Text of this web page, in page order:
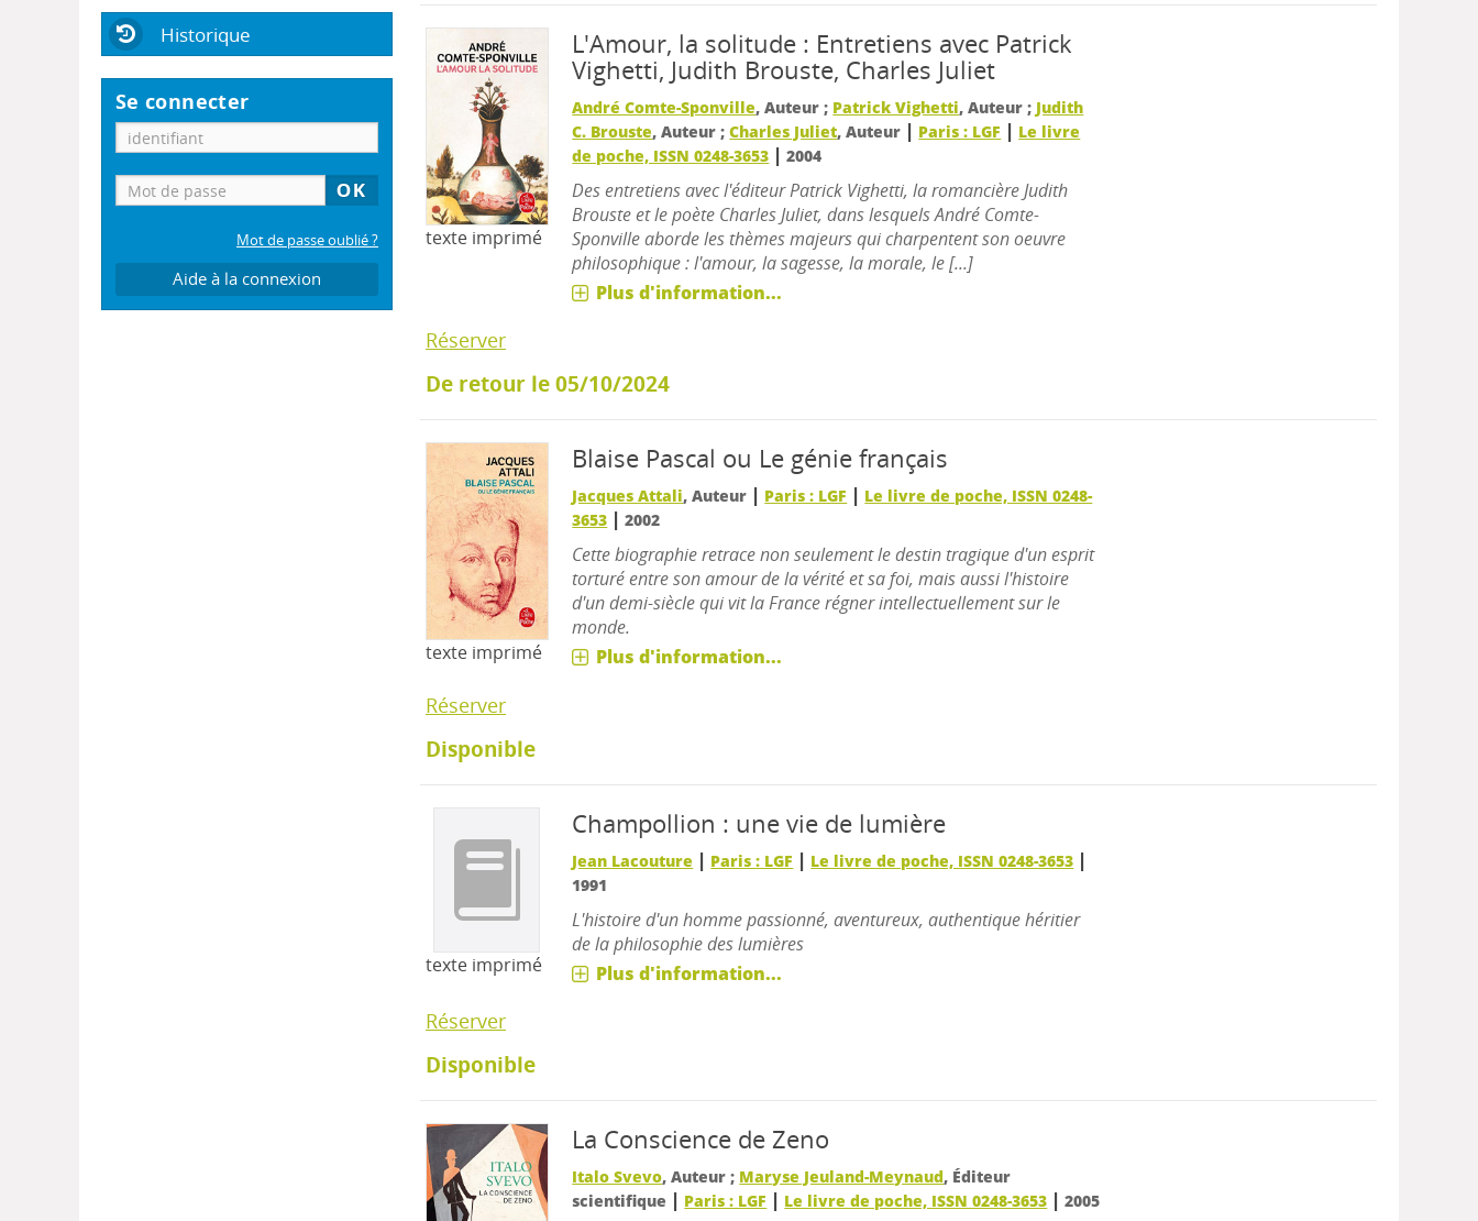
Historique
Se connecter
Mot de passe oublié ?
Aide à la connexion
texte imprimé
L'Amour, la solitude : Entretiens avec Patrick
Vighetti, Judith Brouste, Charles Juliet
André Comte-Sponville, Auteur ; Patrick Vighetti, Auteur ; Judith
C. Brouste, Auteur ;Charles Juliet, Auteur | Paris : LGF | Le livre
de poche, ISSN 0248-3653 |2004
Des entretiens avec l'éditeur Patrick Vighetti, la romancière Judith
Brouste et le poète Charles Juliet, dans lesquels André Comte-
Sponville aborde les thèmes majeurs qui charpentent son oeuvre
philosophique : l'amour, la sagesse, la morale, le [...]
Plus d'information...
Réserver
De retour le 05/10/2024
texte imprimé
Blaise Pascal ou Le génie français
Jacques Attali, Auteur | Paris : LGF | Le livre de poche, ISSN 0248-
3653 |2002
Cette biographie retrace non seulement le destin tragique d'un esprit
torturé entre son amour de la vérité et sa foi, mais aussi l'histoire
d'un demi-siècle qui vit la France régner intellectuellement sur le
monde.
Plus d'information...
Réserver
Disponible
texte imprimé
Champollion : une vie de lumière
Jean Lacouture | Paris : LGF | Le livre de poche, ISSN 0248-3653 |
1991
L'histoire d'un homme passionné, aventureux, authentique héritier
de la philosophie des lumières
Plus d'information...
Réserver
Disponible
La Conscience de Zeno
Italo Svevo, Auteur ; Maryse Jeuland-Meynaud, Éditeur
scientifique | Paris : LGF | Le livre de poche, ISSN 0248-3653 |2005